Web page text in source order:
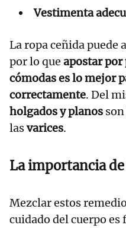
Vestimenta
La ropa ceñida puede
por lo que apostar por
cómodas es lo mejor
correctamente. Del
holgados y planos
lasvarices.
La importancia
Mezclar estos
cuidado del cuerpo